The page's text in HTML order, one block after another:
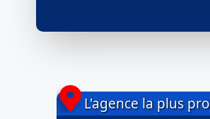
L'agence la plus